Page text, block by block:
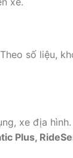
số liệu,
xe địa
Plus,